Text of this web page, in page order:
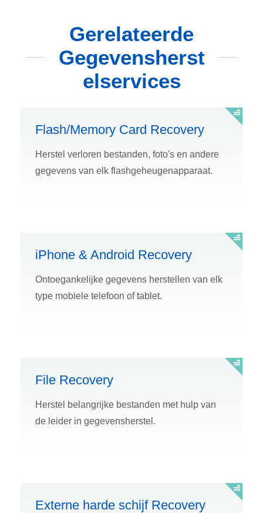
Gerelateerde
Gegevensherst
elservices
Flash/Memory Card Recovery
Herstel verloren bestanden, foto's en andere
gegevens van elk flashgeheugenapparaat.
iPhone & Android Recovery
Ontoegankelijke gegevens herstellen van elk
type mobiele telefoon of tablet.
File Recovery
Herstel belangrijke bestanden met hulp van
de leider in gegevensherstel.
Externe harde schijf Recovery